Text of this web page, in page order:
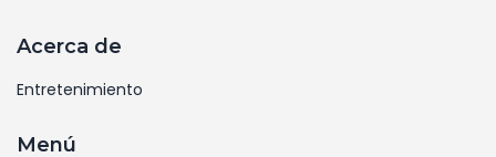
Acerca de
Entretenimiento
Menú